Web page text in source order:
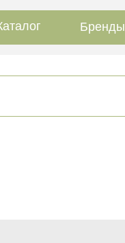
Бренды